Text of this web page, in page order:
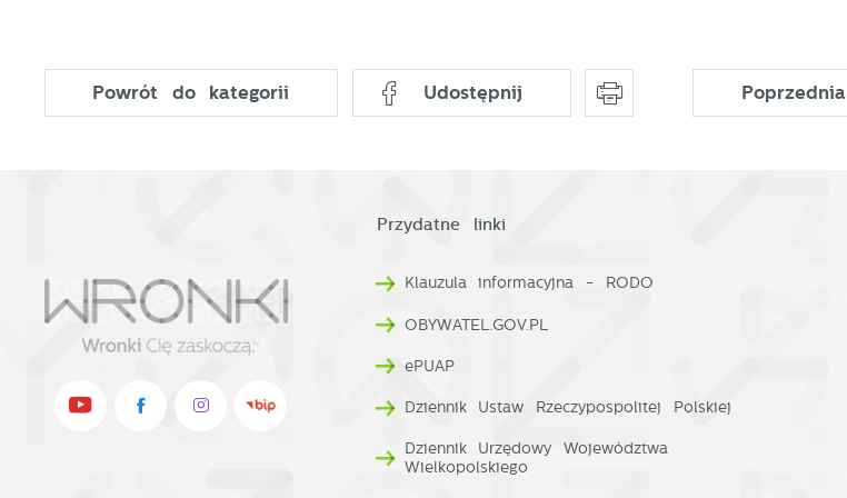
Powrót do kategorii Udostępnij Poprzednia
Przydatne linki
Klauzula informacyjna - RODO
OBYWATEL.GOV.PL
ePUAP
Dziennik Ustaw Rzeczypospolitej Polskiej
Dziennik Urzędowy Województwa
Wielkopolskiego
komunikatów mediów społecznościowych.